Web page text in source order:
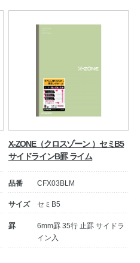
X-ZONE（クロスゾーン ）セミB5
サイドラインB罫 ライム
品番 CFX03BLM
サイズ セミB5
罫
6mm罫 35行 止罫 サイドラ
イン入